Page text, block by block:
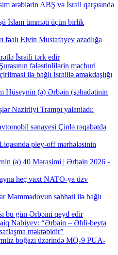
ərəblərin ABŞ və İsrail qarşısında
İslam ümməti üçün birlik
fəalı Elvin Mustafayev azadlığa
İsraili tərk edir
fələstinlilərin məcburi
ilə bağlı İsraillə əməkdaşlığı
Hüseynin (ə) Ərbəin (şəhadətinin
Nazirliyi Trampı yalanladı:
sənayesi Çinlə rəqabətdə
pley-off mərhələsinin
(ə) 40 Mərasimi | Ərbəin 2026 -
heç vaxt NATO-ya üzv
Məmmədovun səhhəti ilə bağlı
bu gün Ərbəini qeyd edir
Nəbiyev: “Ərbəin – Əhli-beytə
məktəbidir”
boğazı üzərində MQ-9 PUA-